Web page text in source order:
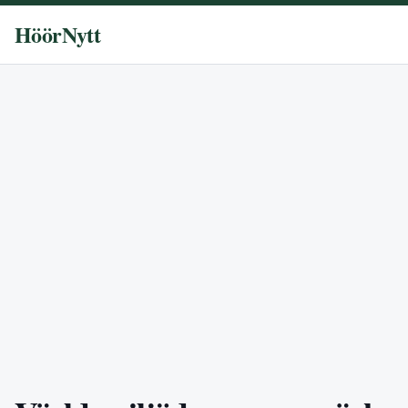
HöörNytt